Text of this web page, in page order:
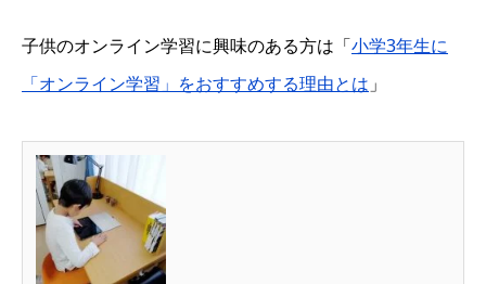
子供のオンライン学習に興味のある方は「小学3年生に
「オンライン学習」をおすすめする理由とは 」